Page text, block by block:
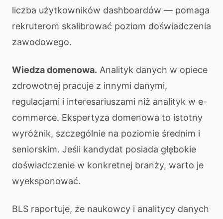
liczba użytkowników dashboardów — pomaga
rekruterom skalibrować poziom doświadczenia
zawodowego.
Wiedza domenowa. Analityk danych w opiece
zdrowotnej pracuje z innymi danymi,
regulacjami i interesariuszami niż analityk w e-
commerce. Ekspertyza domenowa to istotny
wyróżnik, szczególnie na poziomie średnim i
seniorskim. Jeśli kandydat posiada głębokie
doświadczenie w konkretnej branży, warto je
wyeksponować.
BLS raportuje, że naukowcy i analitycy danych